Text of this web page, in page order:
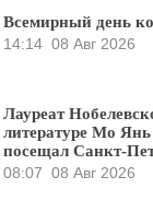
Всемирный день
14:14 08 Авг 2026
Лауреат
литературе Мо
посещал Санкт-
08:07 08 Авг 2026